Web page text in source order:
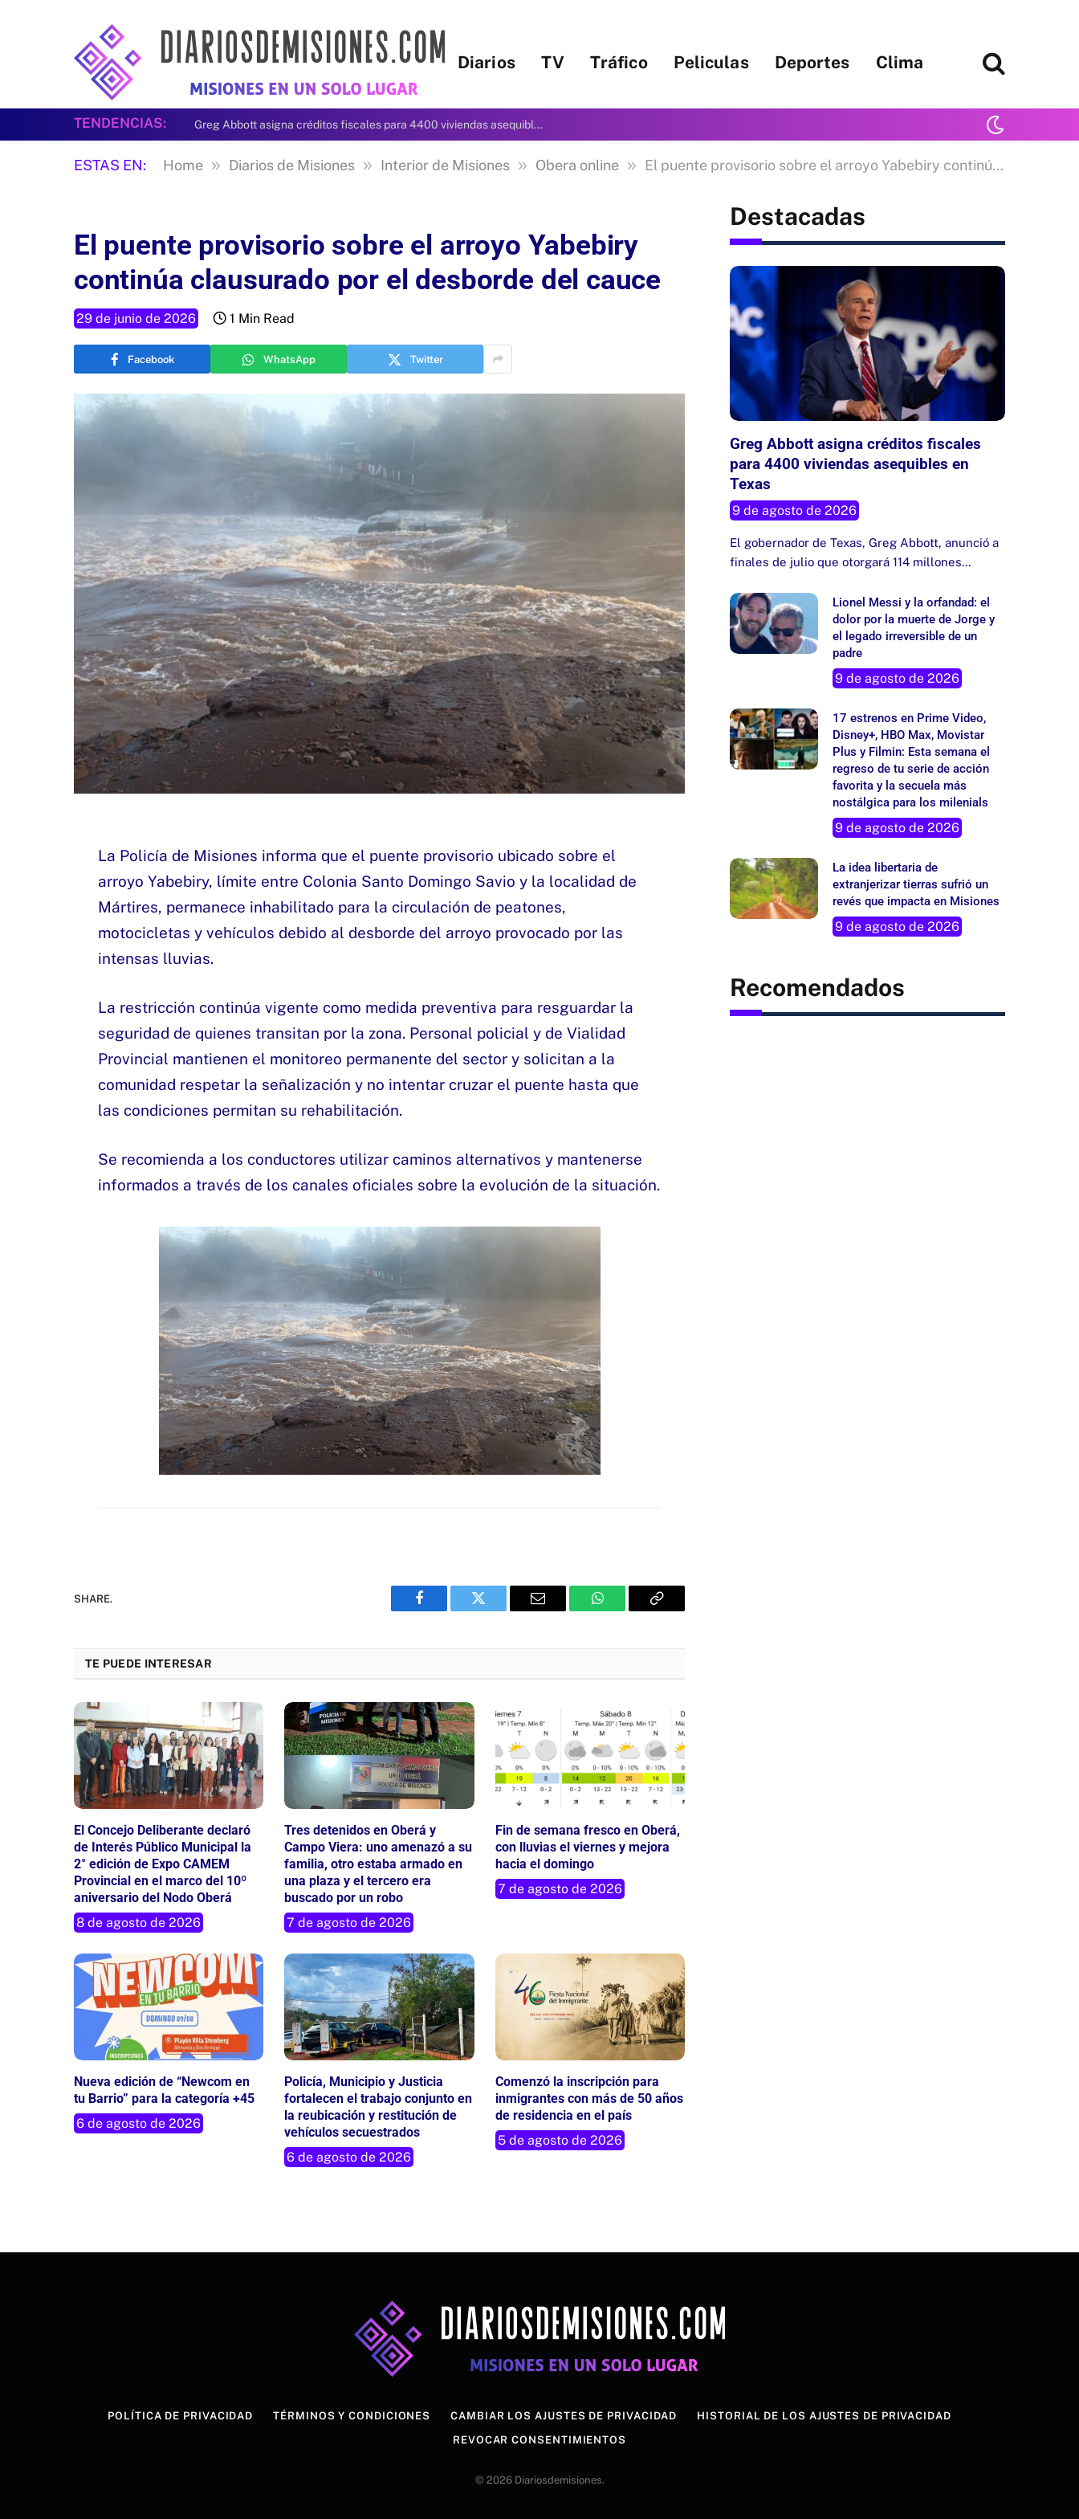
Diarios TV Tráfico Peliculas Deportes Clima
TENDENCIAS: Greg Abbott asigna créditos fiscales para 4400 viviendas asequibles en Texas
ESTAS EN: Home » Diarios de Misiones » Interior de Misiones » Obera online » El puente provisorio sobre el arroyo Yabebiry continúa clausurado por el desborde del cauce
El puente provisorio sobre el arroyo Yabebiry
continúa clausurado por el desborde del cauce
29 de junio de 2026 1 Min Read
Facebook WhatsApp Twitter
La Policía de Misiones informa que el puente provisorio ubicado sobre el
arroyo Yabebiry, límite entre Colonia Santo Domingo Savio y la localidad de
Mártires, permanece inhabilitado para la circulación de peatones,
motocicletas y vehículos debido al desborde del arroyo provocado por las
intensas lluvias.
La restricción continúa vigente como medida preventiva para resguardar la
seguridad de quienes transitan por la zona. Personal policial y de Vialidad
Provincial mantienen el monitoreo permanente del sector y solicitan a la
comunidad respetar la señalización y no intentar cruzar el puente hasta que
las condiciones permitan su rehabilitación.
Se recomienda a los conductores utilizar caminos alternativos y mantenerse
informados a través de los canales oficiales sobre la evolución de la situación.
SHARE.
Facebook Twitter Email WhatsAppCopy
TE PUEDE INTERESAR
El Concejo Deliberante declaró
de Interés Público Municipal la
2° edición de Expo CAMEM
Provincial en el marco del 10º
aniversario del Nodo Oberá
8 de agosto de 2026
Tres detenidos en Oberá y
Campo Viera: uno amenazó a su
familia, otro estaba armado en
una plaza y el tercero era
buscado por un robo
7 de agosto de 2026
Fin de semana fresco en Oberá,
con lluvias el viernes y mejora
hacia el domingo
7 de agosto de 2026
Nueva edición de “Newcom en
tu Barrio” para la categoría +45
6 de agosto de 2026
Policía, Municipio y Justicia
fortalecen el trabajo conjunto en
la reubicación y restitución de
vehículos secuestrados
6 de agosto de 2026
Comenzó la inscripción para
inmigrantes con más de 50 años
de residencia en el país
5 de agosto de 2026
Destacadas
Greg Abbott asigna créditos fiscales
para 4400 viviendas asequibles en
Texas
9 de agosto de 2026
El gobernador de Texas, Greg Abbott, anunció a
finales de julio que otorgará 114 millones…
Lionel Messi y la orfandad: el
dolor por la muerte de Jorge y
el legado irreversible de un
padre
9 de agosto de 2026
17 estrenos en Prime Video,
Disney+, HBO Max, Movistar
Plus y Filmin: Esta semana el
regreso de tu serie de acción
favorita y la secuela más
nostálgica para los milenials
9 de agosto de 2026
La idea libertaria de
extranjerizar tierras sufrió un
revés que impacta en Misiones
9 de agosto de 2026
Recomendados
POLÍTICA DE PRIVACIDAD TÉRMINOS Y CONDICIONES CAMBIAR LOS AJUSTES DE PRIVACIDAD
HISTORIAL DE LOS AJUSTES DE PRIVACIDAD
REVOCAR CONSENTIMIENTOS
© 2026 Diariosdemisiones.